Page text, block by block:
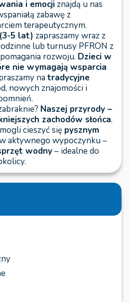
i emocjiznajdą u nas
zabawę z
terapeutycznym.
(3-5 lat) zapraszamy wraz z
lub turnusy PFRON z
rozwoju. Dzieci w
nie wymagają wsparcia
natradycyjne
nowych znajomości i
Naszej przyrody –
zachodów słońca.
cieszyć się pysznym
aktywnego wypoczynku –
wodny– idealne do